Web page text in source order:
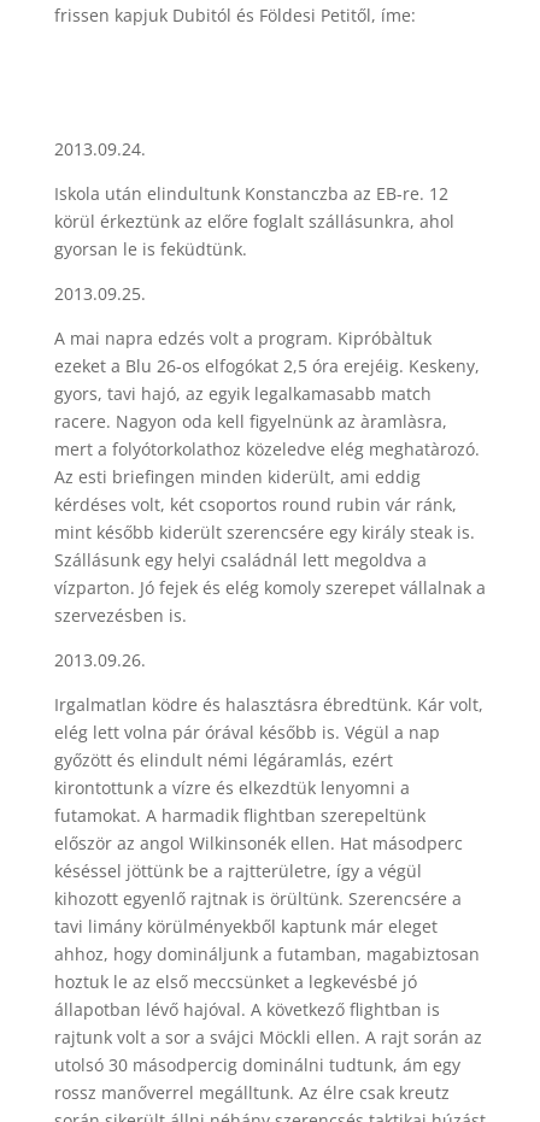
frissen kapjuk Dubitól és Földesi Petitől, íme:
2013.09.24.
Iskola után elindultunk Konstanczba az EB-re. 12
körül érkeztünk az előre foglalt szállásunkra, ahol
gyorsan le is feküdtünk.
2013.09.25.
A mai napra edzés volt a program. Kipróbàltuk
ezeket a Blu 26-os elfogókat 2,5 óra erejéig. Keskeny,
gyors, tavi hajó, az egyik legalkamasabb match
racere. Nagyon oda kell figyelnünk az àramlàsra,
mert a folyótorkolathoz közeledve elég meghatàrozó.
Az esti briefingen minden kiderült, ami eddig
kérdéses volt, két csoportos round rubin vár ránk,
mint később kiderült szerencsére egy király steak is.
Szállásunk egy helyi családnál lett megoldva a
vízparton. Jó fejek és elég komoly szerepet vállalnak a
szervezésben is.
2013.09.26.
Irgalmatlan ködre és halasztásra ébredtünk. Kár volt,
elég lett volna pár órával később is. Végül a nap
győzött és elindult némi légáramlás, ezért
kirontottunk a vízre és elkezdtük lenyomni a
futamokat. A harmadik flightban szerepeltünk
először az angol Wilkinsonék ellen. Hat másodperc
késéssel jöttünk be a rajtterületre, így a végül
kihozott egyenlő rajtnak is örültünk. Szerencsére a
tavi limány körülményekből kaptunk már eleget
ahhoz, hogy domináljunk a futamban, magabiztosan
hoztuk le az első meccsünket a legkevésbé jó
állapotban lévő hajóval. A következő flightban is
rajtunk volt a sor a svájci Möckli ellen. A rajt során az
utolsó 30 másodpercig dominálni tudtunk, ám egy
rossz manőverrel megálltunk. Az élre csak kreutz